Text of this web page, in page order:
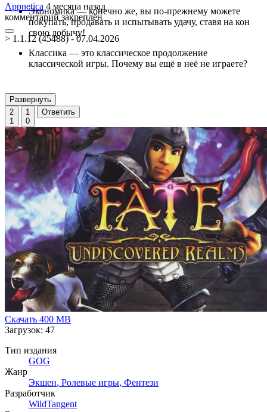
Экономика — конечно же, вы по-прежнему можете
покупать, продавать и испытывать удачу, ставя на кон
свою добычу!
Классика — это классическое продолжение
классической игры. Почему вы ещё в неё не играете?
Appnetica 4 месяца назад
комментарий закреплён
> 1.1.12 (45488) - 07.04.2026
Развернуть
2
1
1
0
Ответить
Скачать 400 MB
Загрузок: 47
Тип издания
GOG
Жанр
Экшен, Ролевые игры, Фентези
Разработчик
WildTangent